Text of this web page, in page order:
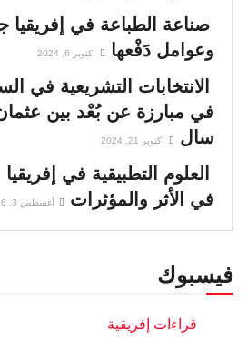
صناعة الطباعة في إفريقيا
وعوامل دَفْعها
أكتوبر 6, 2024
الانتخابات التشريعية في
في مبارزة عن بُعْد بين
سال
أكتوبر 21, 2024
العلوم التطبيقية في
في الأثر والمؤثرات
أغسطس 3, 2026
فيسبوك